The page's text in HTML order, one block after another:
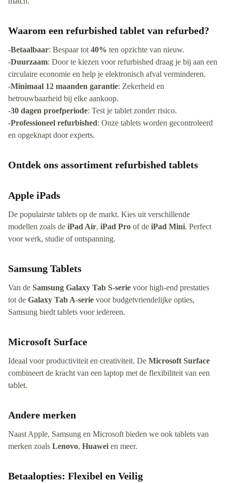
Waarom een refurbished tablet van refurbed?
-Betaalbaar: Bespaar tot 40% ten opzichte van nieuw.
-Duurzaam: Door te kiezen voor refurbished draag je bij aan een
circulaire economie en help je elektronisch afval verminderen.
-Minimaal 12 maanden garantie: Zekerheid en
betrouwbaarheid bij elke aankoop.
-30 dagen proefperiode: Test je tablet zonder risico.
-Professioneel refurbished: Onze tablets worden gecontroleerd
en opgeknapt door experts.
Ontdek ons assortiment refurbished tablets
Apple iPads
De populairste tablets op de markt. Kies uit verschillende
modellen zoals de iPad Air, iPad Pro of de iPad Mini. Perfect
voor werk, studie of ontspanning.
Samsung Tablets
Van de Samsung Galaxy Tab S-serie voor high-end prestaties
tot de Galaxy Tab A-serie voor budgetvriendelijke opties,
Samsung biedt tablets voor iedereen.
Microsoft Surface
Ideaal voor productiviteit en creativiteit. De Microsoft Surface
combineert de kracht van een laptop met de flexibiliteit van een
tablet.
Andere merken
Naast Apple, Samsung en Microsoft bieden we ook tablets van
merken zoals Lenovo, Huawei en meer.
Betaalopties: Flexibel en Veilig